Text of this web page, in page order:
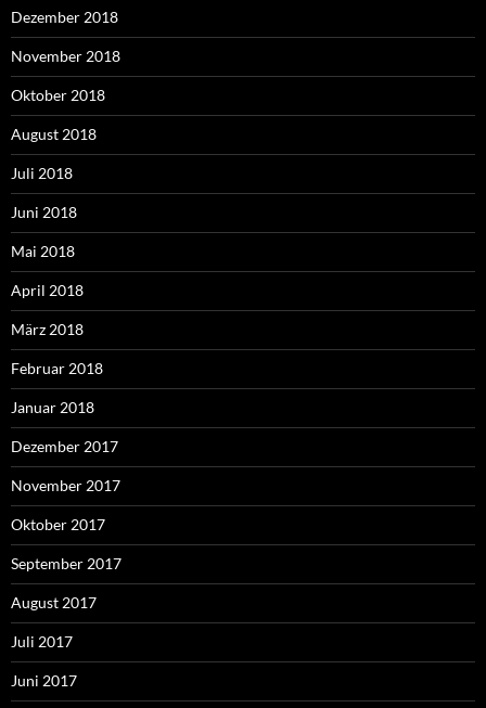
Dezember 2018
November 2018
Oktober 2018
August 2018
Juli 2018
Juni 2018
Mai 2018
April 2018
März 2018
Februar 2018
Januar 2018
Dezember 2017
November 2017
Oktober 2017
September 2017
August 2017
Juli 2017
Juni 2017